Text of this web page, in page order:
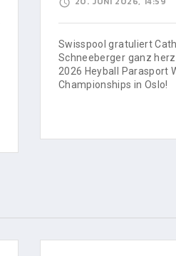
Swisspool gratuliert
Schneeberger ganz
2026 Heyball Parasport
Championships in Oslo!